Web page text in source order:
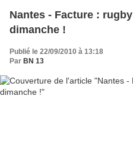
Nantes - Facture :
dimanche !
Publié le 22/09/2010 à 13:18
Par BN 13